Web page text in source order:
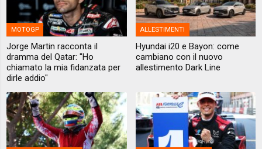
MOTOGP
Jorge Martin racconta il
dramma del Qatar: "Ho
chiamato la mia fidanzata per
dirle addio"
ALLESTIMENTI
Hyundai i20 e Bayon: come
cambiano con il nuovo
allestimento Dark Line